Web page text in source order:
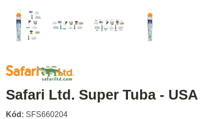
Safari Ltd. Super Tuba - USA
Kód: SFS660204